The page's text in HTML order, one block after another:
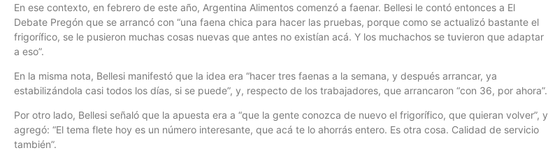
En ese contexto, en febrero de este año, Argentina Alimentos comenzó a faenar. Bellesi le contó entonces a El
Debate Pregón que se arrancó con “una faena chica para hacer las pruebas, porque como se actualizó bastante el
frigorífico, se le pusieron muchas cosas nuevas que antes no existían acá. Y los muchachos se tuvieron que adaptar
a eso”.
En la misma nota, Bellesi manifestó que la idea era “hacer tres faenas a la semana, y después arrancar, ya
estabilizándola casi todos los días, si se puede”, y, respecto de los trabajadores, que arrancaron “con 36, por ahora”.
Por otro lado, Bellesi señaló que la apuesta era a “que la gente conozca de nuevo el frigorífico, que quieran volver”, y
agregó: “El tema flete hoy es un número interesante, que acá te lo ahorrás entero. Es otra cosa. Calidad de servicio
también”.